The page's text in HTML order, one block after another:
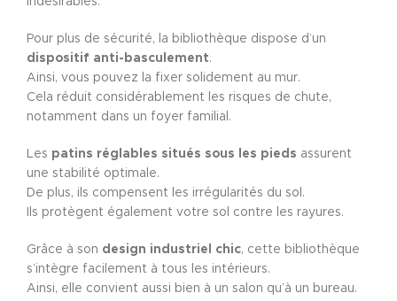
Pour plus de sécurité, la bibliothèque dispose d’un
dispositif anti-basculement.
Ainsi, vous pouvez la fixer solidement au mur.
Cela réduit considérablement les risques de chute,
notamment dans un foyer familial.
Les patins réglables situés sous les pieds assurent
une stabilité optimale.
De plus, ils compensent les irrégularités du sol.
Ils protègent également votre sol contre les rayures.
Grâce à son design industriel chic, cette bibliothèque
s’intègre facilement à tous les intérieurs.
Ainsi, elle convient aussi bien à un salon qu’à un bureau.